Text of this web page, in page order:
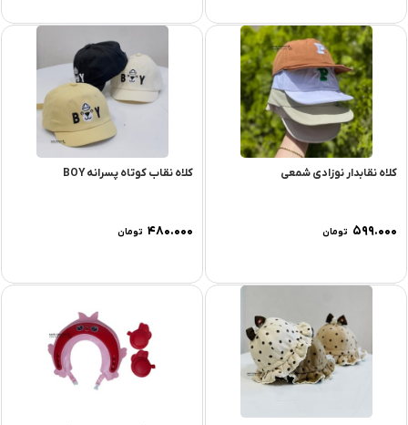
کلاه نقابدار نوزادی شمعی
۵۹۹.۰۰۰ تومان
کلاه نقاب کوتاه پسرانه BOY
۴۸۰.۰۰۰ تومان